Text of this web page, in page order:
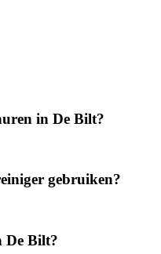
in De Bilt?
gebruiken?
De Bilt?